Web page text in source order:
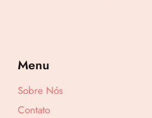
Menu
Sobre Nós
Contato